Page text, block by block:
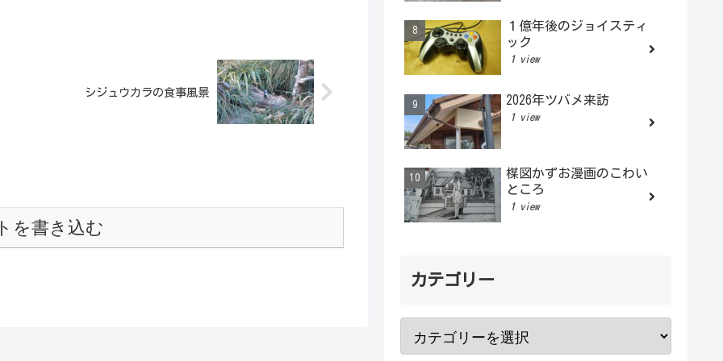
シジュウカラの食事風景
を書き込む
１億年後のジョイスティ
ック
1 view
2026年ツバメ来訪
1 view
楳図かずお漫画のこわい
ところ
1 view
カテゴリー